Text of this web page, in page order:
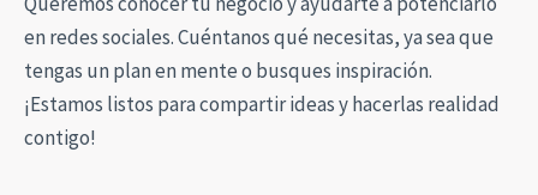
en redes sociales. Cuéntanos qué necesitas, ya sea que
tengas un plan en mente o busques inspiración.
¡Estamos listos para compartir ideas y hacerlas realidad
contigo!